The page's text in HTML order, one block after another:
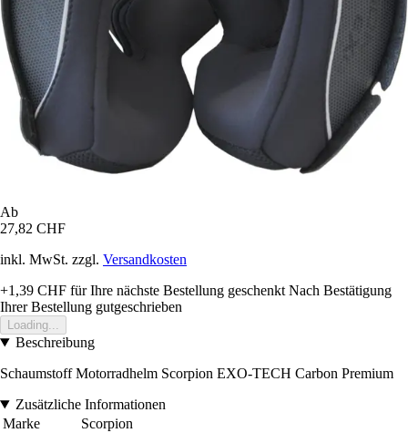
Ab
27,82 CHF
inkl. MwSt. zzgl. Versandkosten
+1,39 CHF für Ihre nächste Bestellung geschenkt Nach Bestätigung
Ihrer Bestellung gutgeschrieben
Loading...
Beschreibung
Schaumstoff Motorradhelm Scorpion EXO-TECH Carbon Premium
Zusätzliche Informationen
Marke
Scorpion